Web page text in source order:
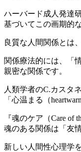
ハーバード成人発達
基づいてこの画期的
良質な人間関係とは
関係療法的には、「
親密な関係です。
人類学者のC.カスタ
「心温まる（
『魂のケア（Care of
魂のある関係は「友
新しい人間性心理学